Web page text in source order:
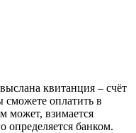
квитанция – счёт
оплатить в
может, взимается
определяется банком.